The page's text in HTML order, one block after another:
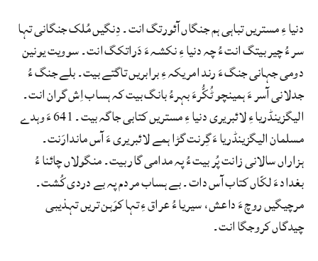
دنیا ءِ مستریں تباہی ہم جنگاں آئورتگ انت۔ دِنگیں مُلک جنگانی تہا
سر ءُ چیر بیتگ انت ءُ چہ دنیا ءِ نکشہ ءَ دَراتکگ انت۔ سوویت یونین
دومی جہانی جنگ ءَ رند امریکہ ءِ برابریں تاگتے بیت۔ بلے جنگ ءُ
جدلانی آسر ءَ ہمینچو ٹُکُّرءَ بہرءُ بانگ بیت کہ ہساب اِش گران انت۔
الیگزینڈریا ءِ لائبریری دنیا ءِ مستریں کتابی جاگہ بیت۔ 641 ءَ وہدے
مسلمان الیگزینڈریا ءَ گِرنت گڑا ہمے لائبریری ءَ آس ماندارَنت۔
ہزاراں سالانی زانت پُر بیت ءُ پہ مدامی گار بیت۔ منگولاں چائنا ءُ
بغداد ءَ لکّاں کتاب آس دات۔ بے ہساب مردم پہ بے دردی کُشت۔
مرچیگیں روچ ءَ داعش، سیریا ءُ عراق ءِ تہا کوَہن تریں تہذیبی
چیدگاں کروجگا انت۔